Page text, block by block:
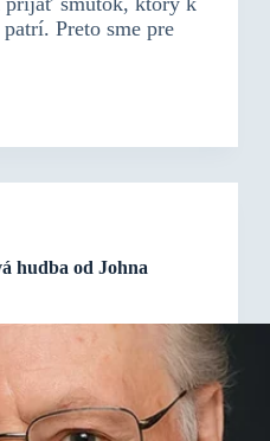
Preto sme pre
hudba od Johna